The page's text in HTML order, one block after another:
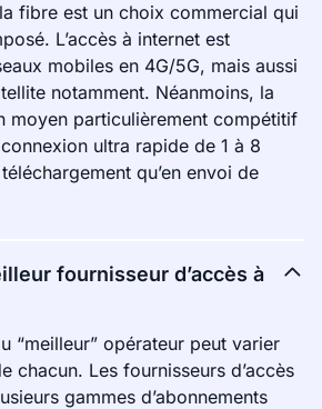
fibre est un choix commercial qui
L’accès à internet est
mobiles en 4G/5G, mais aussi
notamment. Néanmoins, la
moyen particulièrement compétitif
ultra rapide de 1 à 8
qu’en envoi de
fournisseur d’accès à
“meilleur” opérateur peut varier
chacun. Les fournisseurs d’accès
gammes d’abonnements